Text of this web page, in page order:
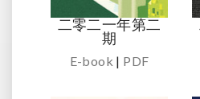
二零二一年第二
期
E-book | PDF